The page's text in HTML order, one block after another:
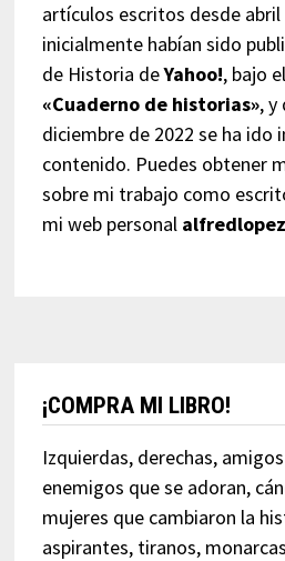
artículos escritos desde abril
inicialmente habían sido
de Historia deYahoo!, bajo
«Cuaderno de historias», y
diciembre de 2022 se ha ido
contenido. Puedes obtener
sobre mi trabajo como
mi web personal
¡COMPRA MI LIBRO!
Izquierdas, derechas,
enemigos que se adoran,
mujeres que cambiaron la
aspirantes, tiranos,